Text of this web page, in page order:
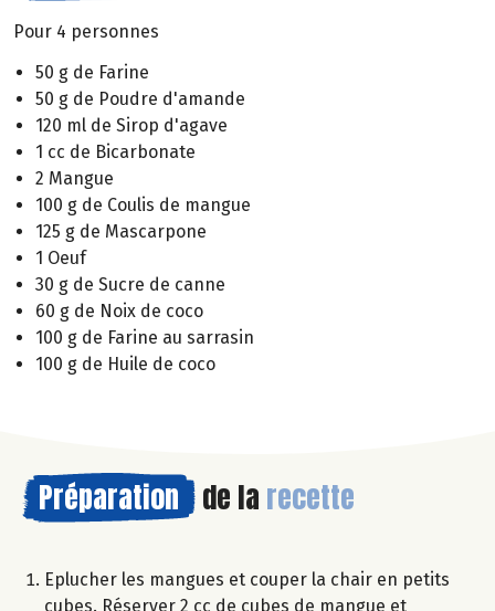
Pour 4 personnes
50 g de Farine
50 g de Poudre d'amande
120 ml de Sirop d'agave
1 cc de Bicarbonate
2 Mangue
100 g de Coulis de mangue
125 g de Mascarpone
1 Oeuf
30 g de Sucre de canne
60 g de Noix de coco
100 g de Farine au sarrasin
100 g de Huile de coco
Préparation de la recette
Eplucher les mangues et couper la chair en petits
cubes. Réserver 2 cc de cubes de mangue et